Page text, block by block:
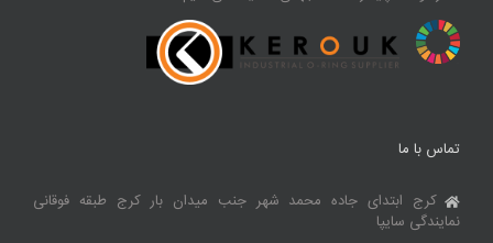
تماس با ما
کرج ابتدای جاده محمد شهر جنب میدان بار کرج طبقه فوقانی
نمایندگی سایپا